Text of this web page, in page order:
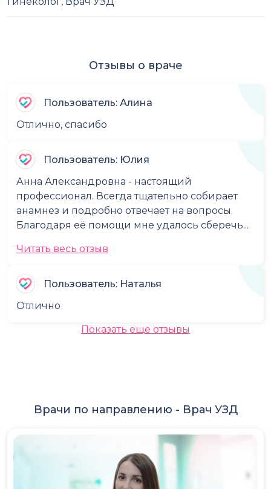
Отзывы о враче
Пользователь: Алина
Отлично, спасибо
Пользователь: Юлия
Анна Александровна - настоящий
профессионал. Всегда тщательно собирает
анамнез и подробно отвечает на вопросы.
Благодаря её помощи мне удалось сберечь...
Читать весь отзыв
Пользователь: Наталья
Отлично
Показать еще отзывы
Врачи по направлению - Врач УЗД